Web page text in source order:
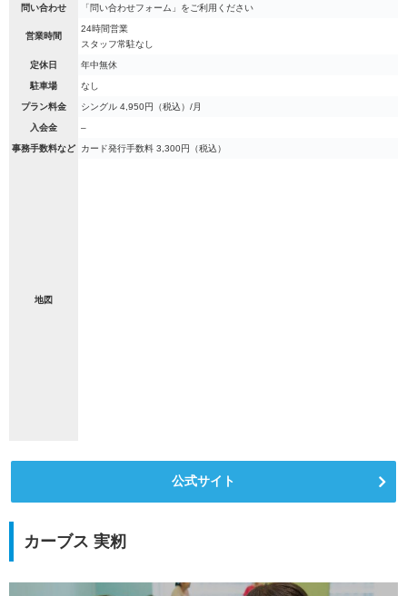
問い合わせ 「問い合わせフォーム」をご利用ください
営業時間
24時間営業
スタッフ常駐なし
定休日 年中無休
駐車場 なし
プラン料金 シングル 4,950円（税込）/月
入会金 –
事務手数料など カード発行手数料 3,300円（税込）
地図
公式サイト
カーブス 実籾